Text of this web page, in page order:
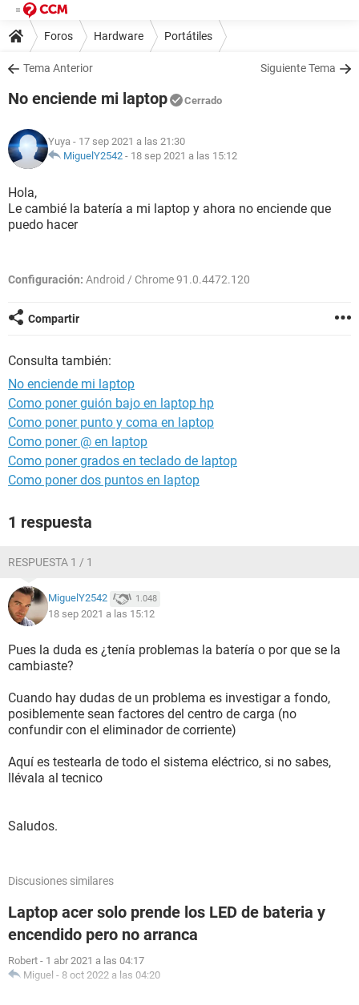
Foros Hardware Portátiles
Tema Anterior Siguiente Tema
No enciende mi laptop Cerrado
Yuya - 17 sep 2021 a las 21:30
MiguelY2542 - 18 sep 2021 a las 15:12
Hola,
Le cambié la batería a mi laptop y ahora no enciende que
puedo hacer
Configuración: Android / Chrome 91.0.4472.120
Compartir
Consulta también:
No enciende mi laptop
Como poner guión bajo en laptop hp
Como poner punto y coma en laptop
Como poner @ en laptop
Como poner grados en teclado de laptop
Como poner dos puntos en laptop
1 respuesta
RESPUESTA 1 / 1
MiguelY2542 1.048
18 sep 2021 a las 15:12
Pues la duda es ¿tenía problemas la batería o por que se la
cambiaste?
Cuando hay dudas de un problema es investigar a fondo,
posiblemente sean factores del centro de carga (no
confundir con el eliminador de corriente)
Aquí es testearla de todo el sistema eléctrico, si no sabes,
llévala al tecnico
Saludos.
Discusiones similares
Laptop acer solo prende los LED de bateria y
encendido pero no arranca
Robert - 1 abr 2021 a las 04:17
Miguel - 8 oct 2022 a las 04:20